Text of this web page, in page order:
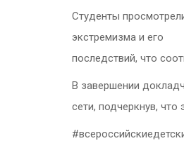
Студенты
экстремизма и его
последствий, что
В завершении
сети, подчеркнув,